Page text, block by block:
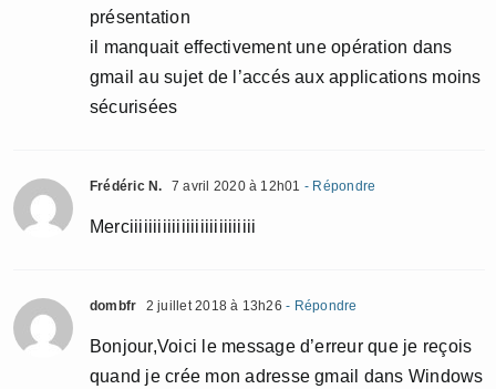
présentation
il manquait effectivement une opération dans
gmail au sujet de l’accés aux applications moins
sécurisées
Frédéric N. 7 avril 2020 à 12h01 - Répondre
Merciiiiiiiiiiiiiiiiiiiiiiiiiii
dombfr 2 juillet 2018 à 13h26 - Répondre
Bonjour,Voici le message d’erreur que je reçois
quand je crée mon adresse gmail dans Windows